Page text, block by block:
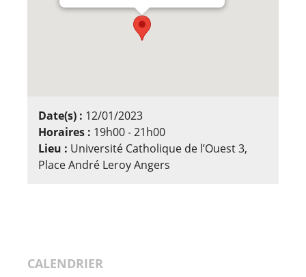
Date(s) : 12/01/2023
Horaires : 19h00 - 21h00
Lieu : Université Catholique de l’Ouest 3,
Place André Leroy Angers
CALENDRIER